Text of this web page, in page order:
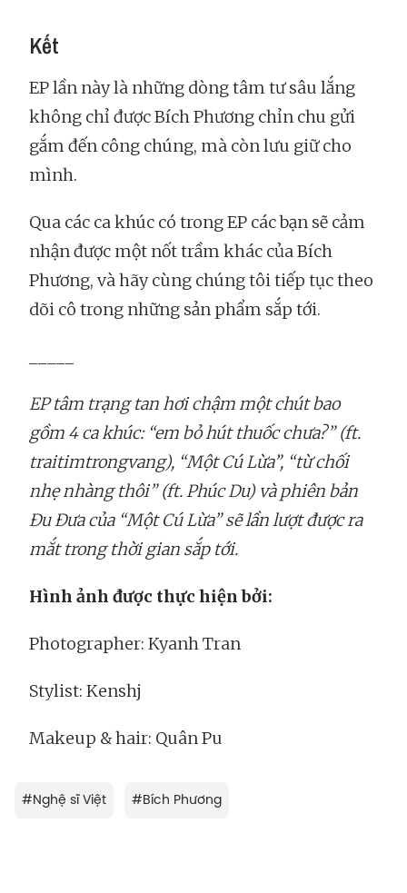
Kết
EP lần này là những dòng tâm tư sâu lắng
không chỉ được Bích Phương chỉn chu gửi
gắm đến công chúng, mà còn lưu giữ cho
mình.
Qua các ca khúc có trong EP các bạn sẽ cảm
nhận được một nốt trầm khác của Bích
Phương, và hãy cùng chúng tôi tiếp tục theo
dõi cô trong những sản phẩm sắp tới.
EP tâm trạng tan hơi chậm một chút bao
gồm 4 ca khúc: “em bỏ hút thuốc chưa?” (ft.
traitimtrongvang), “Một Cú Lừa”, “từ chối
nhẹ nhàng thôi” (ft. Phúc Du) và phiên bản
Đu Đưa của “Một Cú Lừa” sẽ lần lượt được ra
mắt trong thời gian sắp tới.
Hình ảnh được thực hiện bởi:
Photographer: Kyanh Tran
Stylist: Kenshj
Makeup & hair: Quân Pu
#Nghệ sĩ Việt #Bích Phương